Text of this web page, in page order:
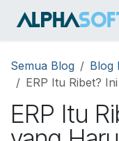
Semua Blog
Blog
ERP Itu Ribet? Ini
ERP Itu